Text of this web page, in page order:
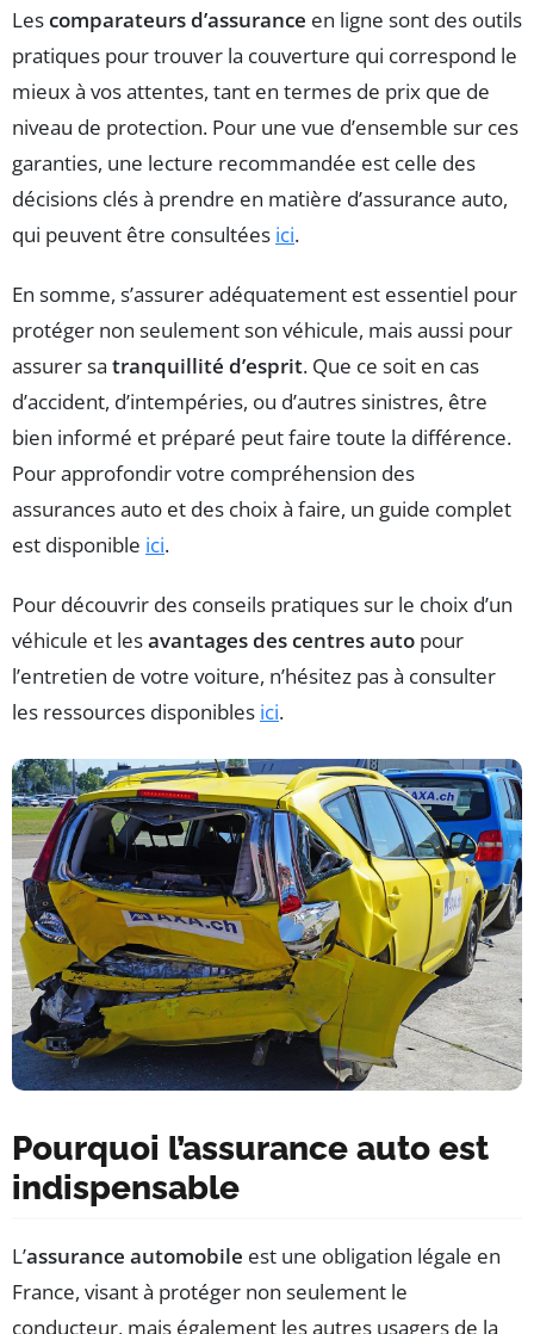
Lescomparateurs d’assurance en ligne sont des outils
pratiques pour trouver la couverture qui correspond le
mieux à vos attentes, tant en termes de prix que de
niveau de protection. Pour une vue d’ensemble sur ces
garanties, une lecture recommandée est celle des
décisions clés à prendre en matière d’assurance auto,
qui peuvent être consultées ici.
En somme, s’assurer adéquatement est essentiel pour
protéger non seulement son véhicule, mais aussi pour
assurer sa tranquillité d’esprit. Que ce soit en cas
d’accident, d’intempéries, ou d’autres sinistres, être
bien informé et préparé peut faire toute la différence.
Pour approfondir votre compréhension des
assurances auto et des choix à faire, un guide complet
est disponible ici.
Pour découvrir des conseils pratiques sur le choix d’un
véhicule et lesavantages des centres auto pour
l’entretien de votre voiture, n’hésitez pas à consulter
les ressources disponibles ici.
Pourquoi l’assurance auto est
indispensable
L’assurance automobile est une obligation légale en
France, visant à protéger non seulement le
conducteur, mais également les autres usagers de la